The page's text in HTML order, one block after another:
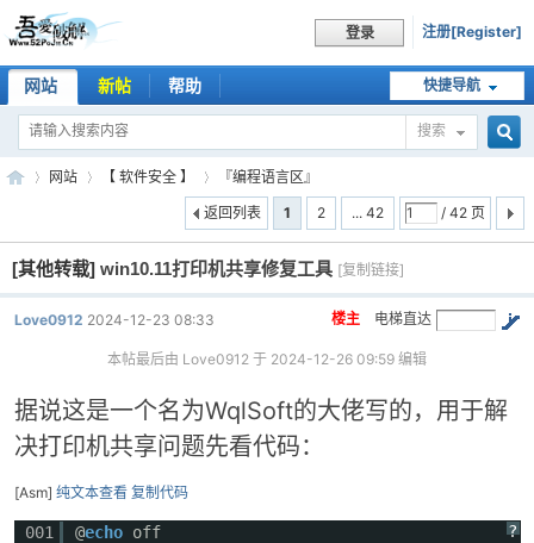
登录 注册[Register]
快捷导航
网站 新帖 帮助
搜索
吾
爱
»
网站
›
【 软件安全 】
›
『编程语言区』
1
2 ... 42 / 42 页
返回列表
[其他转载] win10.11打印机共享修复工具 [复制链接]
电梯直达
楼主
Love0912 2024-12-23 08:33
本帖最后由 Love0912 于 2024-12-26 09:59 编辑
据说这是一个名为WqlSoft的大佬写的，用于解
决打印机共享问题先看代码：
[Asm] 纯文本查看 复制代码
?
001
@echo off